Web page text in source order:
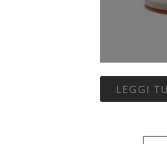
LEGGI